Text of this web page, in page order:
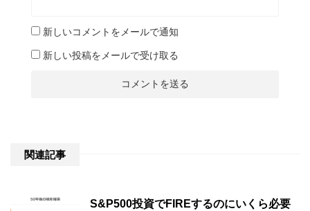
新しいコメントをメールで通知
新しい投稿をメールで受け取る
関連記事
S&P500投資でFIREするのにいくら必要